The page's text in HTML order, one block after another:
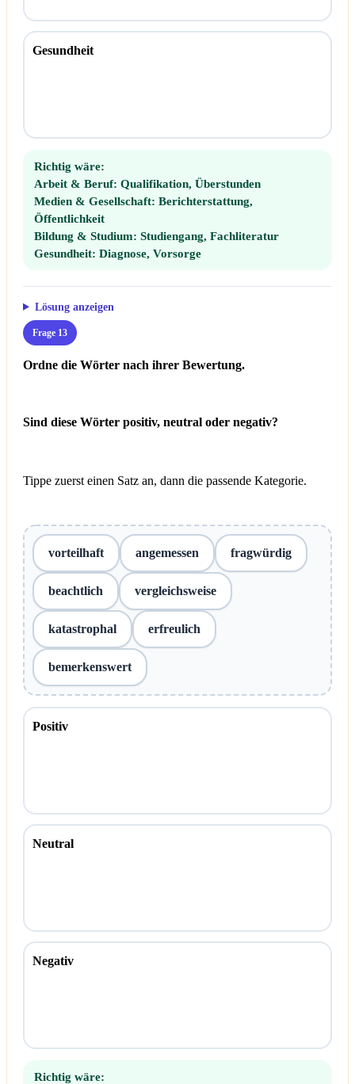
Gesundheit
Richtig wäre:
Arbeit & Beruf: Qualifikation, Überstunden
Medien & Gesellschaft: Berichterstattung,
Öffentlichkeit
Bildung & Studium: Studiengang, Fachliteratur
Gesundheit: Diagnose, Vorsorge
Lösung anzeigen
Frage 13
Ordne die Wörter nach ihrer Bewertung.
Sind diese Wörter positiv, neutral oder negativ?
Tippe zuerst einen Satz an, dann die passende Kategorie.
vorteilhaft angemessen fragwürdig
beachtlich vergleichsweise
katastrophal erfreulich
bemerkenswert
Positiv
Neutral
Negativ
Richtig wäre: